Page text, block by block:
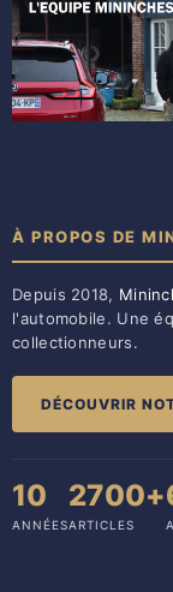
À PROPOS DE
Depuis 2018,
l'automobile. Une
collectionneurs.
DÉCOUVRIR
10
ANNÉES
2700+
ARTICLES